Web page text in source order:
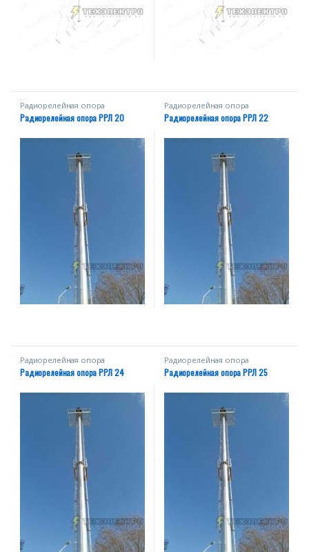
Радиорелейная опора
Радиорелейная опора РРЛ 20
Радиорелейная опора
Радиорелейная опора РРЛ 22
Радиорелейная опора
Радиорелейная опора РРЛ 24
Радиорелейная опора
Радиорелейная опора РРЛ 25